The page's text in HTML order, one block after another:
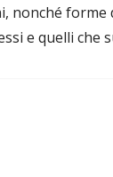
nonché
e quelli che